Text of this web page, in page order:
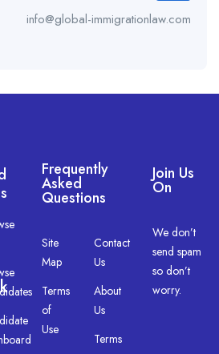
info@global-immigrationlaw.com
Frequently
Asked
Questions
Site
Map
Terms
of
Use
Contact
Us
About
Us
Terms
Join Us
On
We don’t
send spam
so don’t
worry.